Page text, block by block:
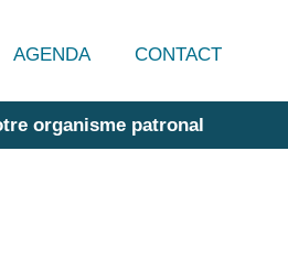
AGENDA CONTACT
organisme patronal